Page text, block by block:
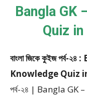
Bangla GK
Quiz
বাংলা জিকে কুইজ পর্ব-
Knowledge Quiz
পর্ব-২৪ | Bangla GK